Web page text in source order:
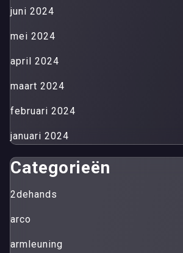
juni 2024
mei 2024
april 2024
maart 2024
februari 2024
januari 2024
Categorieën
2dehands
arco
armleuning